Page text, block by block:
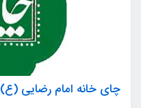
چای خانه امام رضایی (ع)